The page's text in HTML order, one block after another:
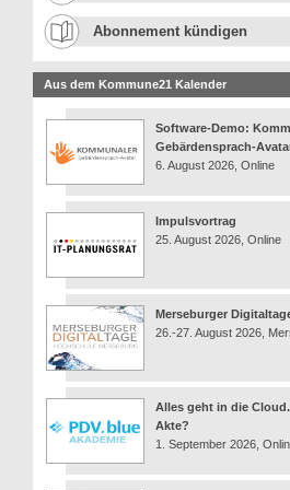
Abonnement kündigen
Aus dem Kommune21 Kalender
Software-Demo:
Gebärdensprach-
6. August 2026, Online
Impulsvortrag
25. August 2026, Online
Merseburger
26.-27. August 2026,
Alles geht in die
Akte?
1. September 2026,